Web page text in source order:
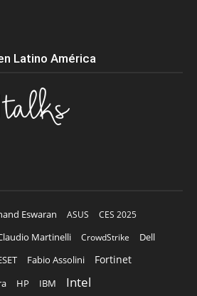
Latino América
Eswaran ASUS
CES 2025
Martinelli CrowdStrike Dell
Fabio Assolini Fortinet
HP IBM Intel